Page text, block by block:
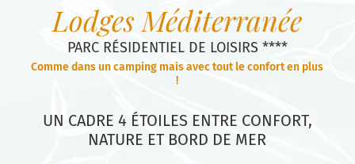
Lodges Méditerranée
PARC RÉSIDENTIEL DE LOISIRS ****
Comme dans un camping mais avec tout le confort en plus
!
UN CADRE 4 ÉTOILES ENTRE CONFORT,
NATURE ET BORD DE MER